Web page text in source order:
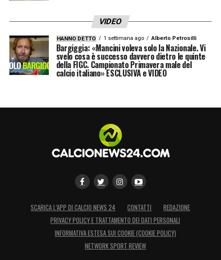
VIDEO
HANNO DETTO 1 settimana ago Alberto Petrosilli
Bargiggia: «Mancini voleva solo la Nazionale. Vi
svelo cosa è successo davvero dietro le quinte
della FIGC. Campionato Primavera male del
calcio italiano» ESCLUSIVA e VIDEO
SCARICA L’APP DI CALCIO NEWS 24 CONTATTI
REDAZIONE
PRIVACY POLICY E TRATTAMENTO DEI DATI PERSONALI
INFORMATIVA ESTESA SUI COOKIE (COOKIE POLICY)
NETWORK SPORT REVIEW